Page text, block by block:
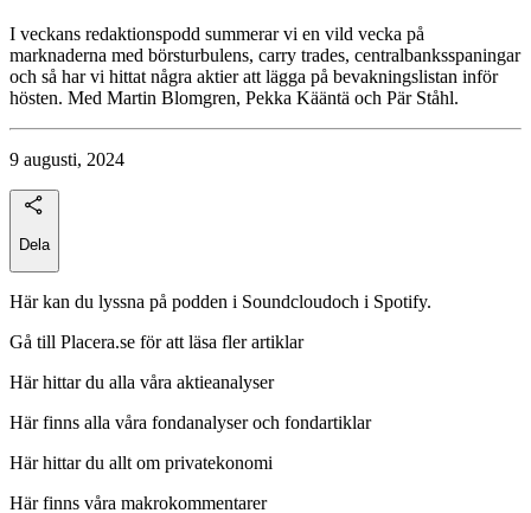
I veckans redaktionspodd summerar vi en vild vecka på
marknaderna med börsturbulens, carry trades, centralbanksspaningar
och så har vi hittat några aktier att lägga på bevakningslistan inför
hösten. Med Martin Blomgren, Pekka Kääntä och Pär Ståhl.
9 augusti, 2024
Dela
Här kan du lyssna på podden i Soundcloudoch i Spotify.
Gå till Placera.se för att läsa fler artiklar
Här hittar du alla våra aktieanalyser
Här finns alla våra fondanalyser och fondartiklar
Här hittar du allt om privatekonomi
Här finns våra makrokommentarer